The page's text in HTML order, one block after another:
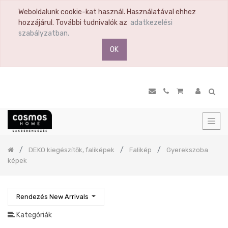
Weboldalunk cookie-kat használ. Használatával ehhez
hozzájárul. További tudnivalók az adatkezelési
szabályzatban.
OK
DEKO kiegészítők, faliképek Falikép
Gyerekszoba
képek
Rendezés New Arrivals
Kategóriák
TERMÉK
KATEGÓRIA
termék
Komód
Vitrin
Hálószoba
Tükör
Konyha